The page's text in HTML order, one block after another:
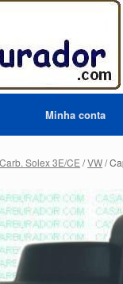
Minha conta
Carb. Solex 3E/CE /VW/